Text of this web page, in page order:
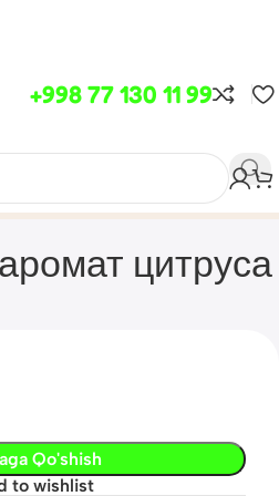
+998 77 130 11 99
цитруса
Qo'shish
to wishlist